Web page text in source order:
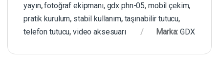
yayın,fotoğraf ekipmanı, gdx phn-05, mobil çekim,
pratik kurulum, stabil kullanım, taşınabilir tutucu,
telefon tutucu, video aksesuarı Marka:GDX